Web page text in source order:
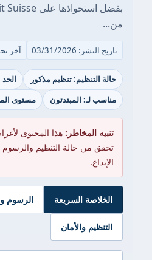
من...
تاريخ النشر: 03/31/2026 آخر تحديث:
حالة التنظيم: تنظيم مذكور
الحد
مناسب لـ: المبتدئون
مستوى
تنبيه المخاطر: هذا المحتوى
تحقق من حالة التنظيم
الإيداع.
الخلاصة السريعة الرسوم
التنظيم والأمان